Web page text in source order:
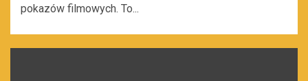
pokazów filmowych. To...